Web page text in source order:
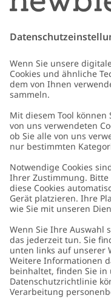
oder Angeboten
überprüfe deinen Spam-
Kundenservice
Kontaktieren Sie
FAQ
Barrierefreiheit
Über uns
Über Newbie
Nachhaltigkeit
Impressum
Germany
Cookies